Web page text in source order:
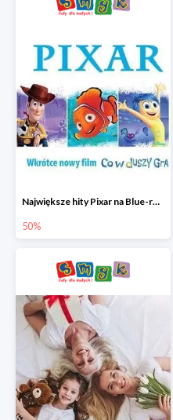
Największe hity Pixar na Blue-rey i DVD w Smyku - drugi film -50%
50%